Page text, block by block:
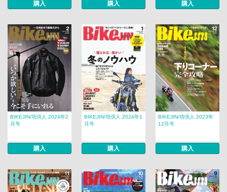
購入 購入 購入
BIKEJIN/培倶人 2024年2
月号
購入
BIKEJIN/培倶人 2024年1
月号
購入
BIKEJIN/培倶人 2023年
12月号
購入